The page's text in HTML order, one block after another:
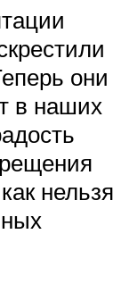
они
в наших
нельзя